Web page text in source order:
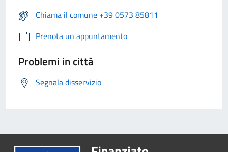
Chiama il comune +39 0573 85811
Prenota un appuntamento
Problemi in città
Segnala disservizio